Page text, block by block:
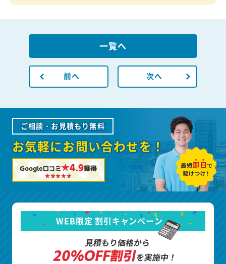
前へ
一覧へ
次へ
ご相談・お見積もり無料
お気軽にお問い合わせを！
Google口コミ★4.9獲得
WEB限定 割引キャンペーン
見積もり価格から
20%OFF割引を実施中！